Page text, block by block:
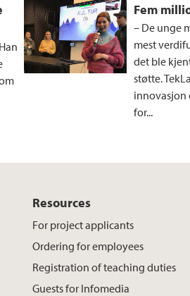
Fem
– De unge
mest
det ble
støtte.
innovasjon
for...
Resources
For project applicants
Ordering for employees
Registration of teaching duties
Guests for Infomedia